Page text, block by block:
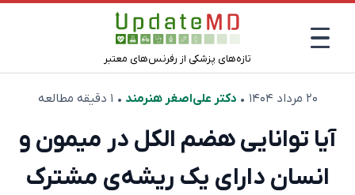
تازه‌های پزشکی از رفرنس‌های معتبر
۲۰ مرداد ۱۴۰۴ •دکتر علی‌اصغر هنرمند • ۱ دقیقه مطالعه
آیا توانایی هضم الکل در میمون‌ و
انسان دارای یک ریشه‌ی مشترک